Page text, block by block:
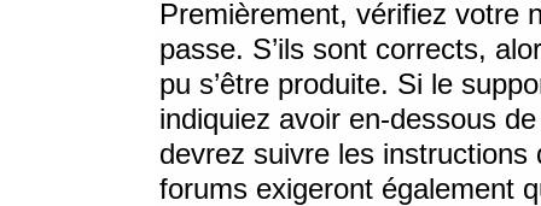
Premièrement, vérifiez votre
passe. S’ils sont corrects,
pu s’être produite. Si le
indiquiez avoir en-dessous
devrez suivre les
forums exigeront également